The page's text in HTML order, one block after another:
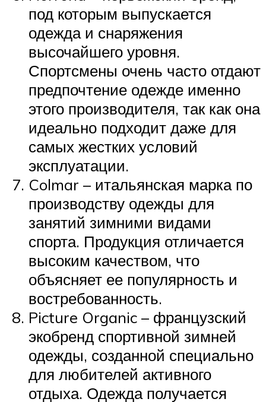
под которым выпускается
одежда и снаряжения
высочайшего уровня.
Спортсмены очень часто отдают
предпочтение одежде именно
этого производителя, так как она
идеально подходит даже для
самых жестких условий
эксплуатации.
Colmar – итальянская марка по
производству одежды для
занятий зимними видами
спорта. Продукция отличается
высоким качеством, что
объясняет ее популярность и
востребованность.
Picture Organic – французский
экобренд спортивной зимней
одежды, созданной специально
для любителей активного
отдыха. Одежда получается